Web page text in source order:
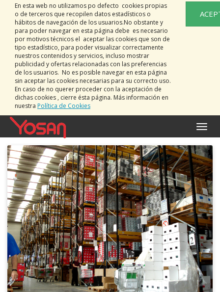
En esta web no utilizamos po defecto cookies propias
o de terceros que recopilen datos estadísticos o
hábitos de navegación de los usuarios.No obstante y
para poder navegar en esta página debe es necesario
por motivos técnicos el aceptar las cookies que son de
tipo estadístico, para poder visualizar correctamente
nuestros contenidos y servicios, incluso mostrar
publicidad y ofertas relacionadas con las preferencias
de los usuarios. No es posible navegar en esta página
sin aceptar las cookies necesarias para su correcto uso.
En caso de no querer proceder con la aceptación de
dichas cookies , cierre ésta página. Más información en
nuestra Política de Cookies